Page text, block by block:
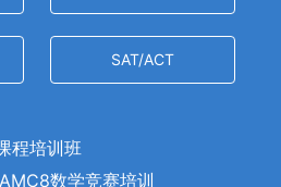
SAT/ACT
程培训班
AMC8数学竞赛培训